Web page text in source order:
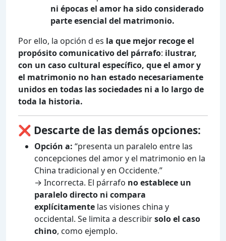
ni épocas el amor ha sido considerado
parte esencial del matrimonio.
Por ello, la opción d es la que mejor recoge el
propósito comunicativo del párrafo: ilustrar,
con un caso cultural específico, que el amor y
el matrimonio no han estado necesariamente
unidos en todas las sociedades ni a lo largo de
toda la historia.
❌ Descarte de las demás opciones:
Opción a: “presenta un paralelo entre las
concepciones del amor y el matrimonio en la
China tradicional y en Occidente.”
→ Incorrecta. El párrafo no establece un
paralelo directo ni compara
explícitamente las visiones china y
occidental. Se limita a describirsolo el caso
chino, como ejemplo.